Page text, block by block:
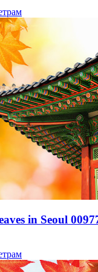
in Seoul